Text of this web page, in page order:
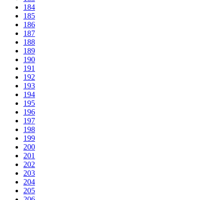
184
185
186
187
188
189
190
191
192
193
194
195
196
197
198
199
200
201
202
203
204
205